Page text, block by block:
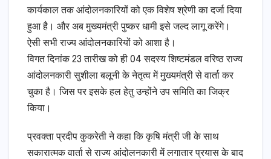
कार्यकाल तक आंदोलनकारियों को एक विशेष श्रेणी का दर्जा दिया
हुआ है। और अब मुख्यमंत्री पुष्कर धामी इसे जल्द लागू करेंगे।
ऐसी सभी राज्य आंदोलनकारियों को आशा है।
विगत दिनांक 23 तारीख को ही 04 सदस्य शिष्टमंडल वरिष्ठ राज्य
आंदोलनकारी सुशीला बलूनी के नेतृत्व में मुख्यमंत्री से वार्ता कर
चुका है। जिस पर इसके हल हेतु उन्होंने उप समिति का जिक्र
किया।
प्रवक्ता प्रदीप कुकरेती ने कहा कि कृषि मंत्री जी के साथ
सकारात्मक वार्ता से राज्य आंदोलनकारी में लगातार प्रयास के बाद